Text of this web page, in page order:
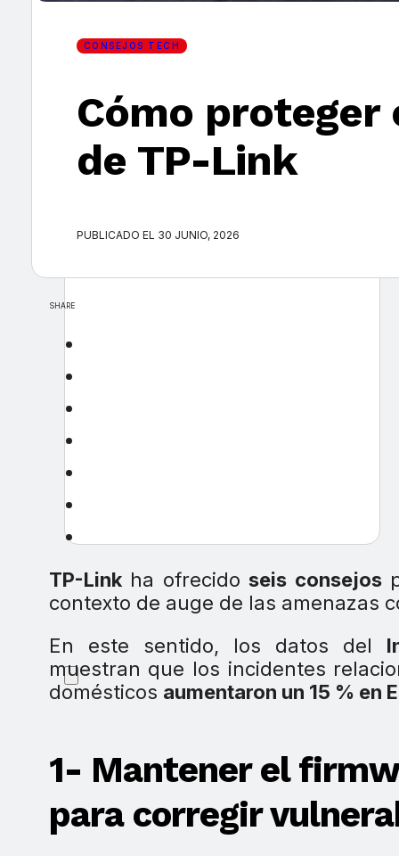
CONSEJOS TECH
Cómo proteger
de TP-Link
PUBLICADO EL 30 JUNIO, 2026
SHARE
TP-Linkha ofrecidoseis consejos
contexto de auge de las amenazas
En este sentido, los datos del
muestran que los incidentes
domésticos aumentaron un 15 % en
1- Mantener el
para corregir